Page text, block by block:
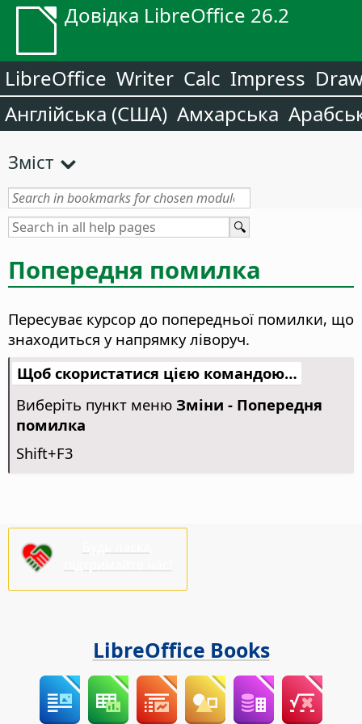
Довідка LibreOffice 26.2
LibreOffice Writer Calc Impress
Англійська (США) Амхарська
Зміст
Попередня помилка
Пересуває курсор до попередньої помилки, що
знаходиться у напрямку ліворуч.
Щоб скористатися цією командою…
Виберіть пункт меню Зміни - Попередня
помилка
Shift+F3
LibreOffice Books